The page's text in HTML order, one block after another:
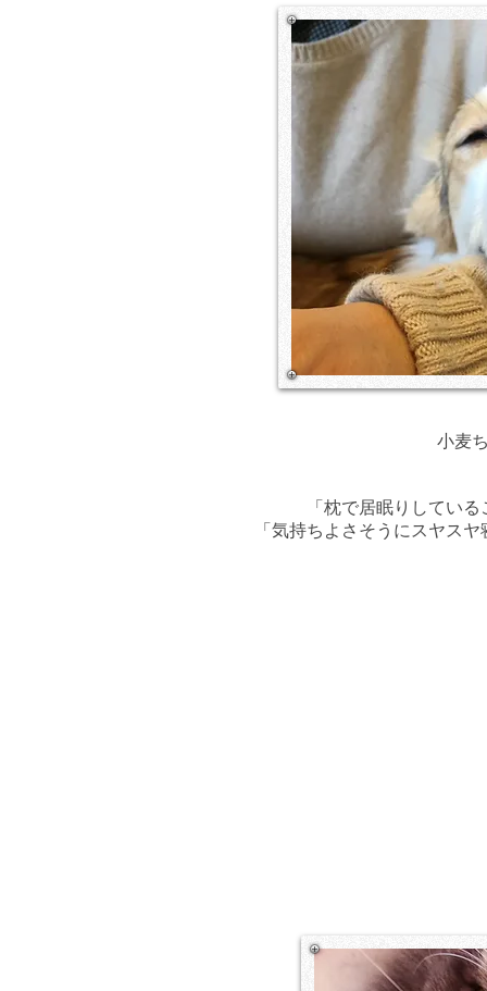
小麦
「枕で居眠りしてい
「気持ちよさそうにスヤス